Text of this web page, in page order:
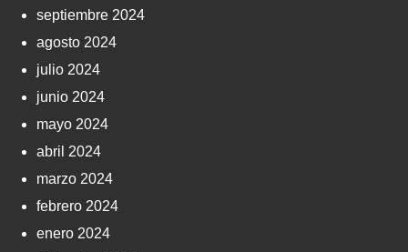
septiembre 2024
agosto 2024
julio 2024
junio 2024
mayo 2024
abril 2024
marzo 2024
febrero 2024
enero 2024